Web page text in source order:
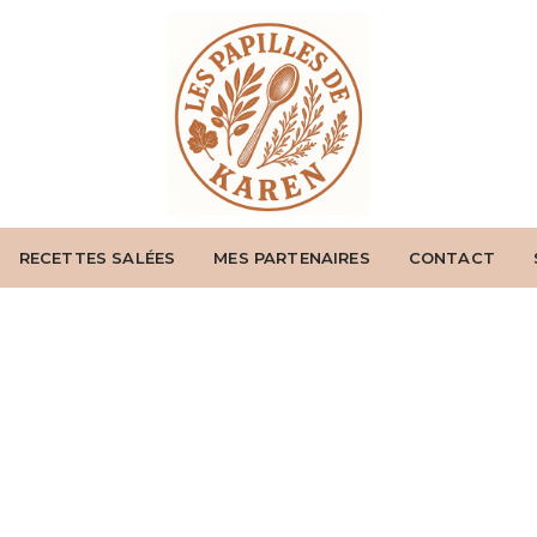
RECETTES SALÉES MES PARTENAIRES CONTACT